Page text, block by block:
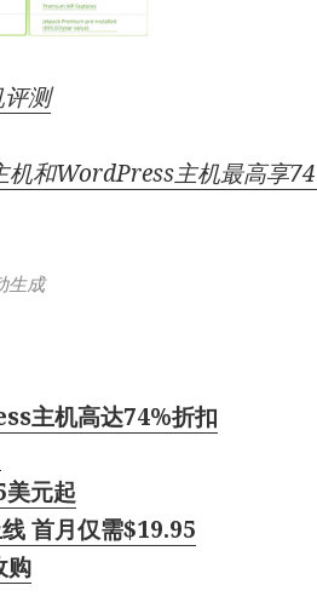
测
和WordPress主机最高享
生成
主机高达74%折扣
元起
首月仅需$19.95
购